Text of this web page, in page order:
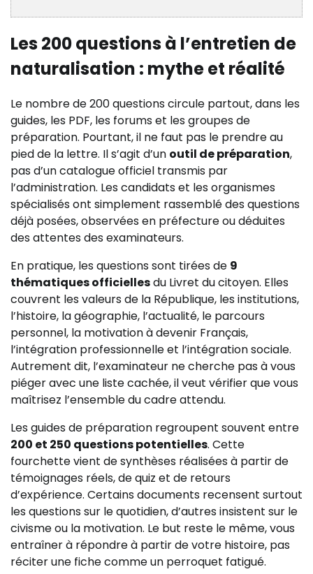
Les 200 questions à l’entretien de
naturalisation : mythe et réalité
Le nombre de 200 questions circule partout, dans les
guides, les PDF, les forums et les groupes de
préparation. Pourtant, il ne faut pas le prendre au
pied de la lettre. Il s’agit d’un outil de préparation,
pas d’un catalogue officiel transmis par
l’administration. Les candidats et les organismes
spécialisés ont simplement rassemblé des questions
déjà posées, observées en préfecture ou déduites
des attentes des examinateurs.
En pratique, les questions sont tirées de 9
thématiques officiellesdu Livret du citoyen. Elles
couvrent les valeurs de la République, les institutions,
l’histoire, la géographie, l’actualité, le parcours
personnel, la motivation à devenir Français,
l’intégration professionnelle et l’intégration sociale.
Autrement dit, l’examinateur ne cherche pas à vous
piéger avec une liste cachée, il veut vérifier que vous
maîtrisez l’ensemble du cadre attendu.
Les guides de préparation regroupent souvent entre
200 et 250 questions potentielles. Cette
fourchette vient de synthèses réalisées à partir de
témoignages réels, de quiz et de retours
d’expérience. Certains documents recensent surtout
les questions sur le quotidien, d’autres insistent sur le
civisme ou la motivation. Le but reste le même, vous
entraîner à répondre à partir de votre histoire, pas
réciter une fiche comme un perroquet fatigué.